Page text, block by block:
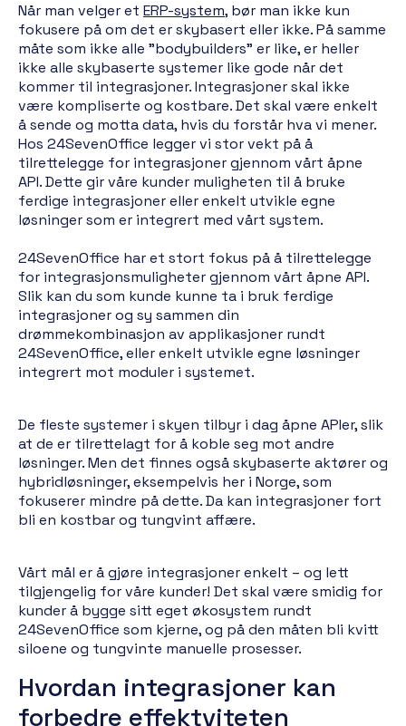
Når man velger et ERP-system, bør man ikke kun
fokusere på om det er skybasert eller ikke. På samme
måte som ikke alle "bodybuilders" er like, er heller
ikke alle skybaserte systemer like gode når det
kommer til integrasjoner. Integrasjoner skal ikke
være kompliserte og kostbare. Det skal være enkelt
å sende og motta data, hvis du forstår hva vi mener.
Hos 24SevenOffice legger vi stor vekt på å
tilrettelegge for integrasjoner gjennom vårt åpne
API. Dette gir våre kunder muligheten til å bruke
ferdige integrasjoner eller enkelt utvikle egne
løsninger som er integrert med vårt system.
24SevenOffice har et stort fokus på å tilrettelegge
for integrasjonsmuligheter gjennom vårt åpne API.
Slik kan du som kunde kunne ta i bruk ferdige
integrasjoner og sy sammen din
drømmekombinasjon av applikasjoner rundt
24SevenOffice, eller enkelt utvikle egne løsninger
integrert mot moduler i systemet.
De fleste systemer i skyen tilbyr i dag åpne APIer, slik
at de er tilrettelagt for å koble seg mot andre
løsninger. Men det finnes også skybaserte aktører og
hybridløsninger, eksempelvis her i Norge, som
fokuserer mindre på dette. Da kan integrasjoner fort
bli en kostbar og tungvint affære.
Vårt mål er å gjøre integrasjoner enkelt – og lett
tilgjengelig for våre kunder! Det skal være smidig for
kunder å bygge sitt eget økosystem rundt
24SevenOffice som kjerne, og på den måten bli kvitt
siloene og tungvinte manuelle prosesser.
Hvordan integrasjoner kan
forbedre effektviteten